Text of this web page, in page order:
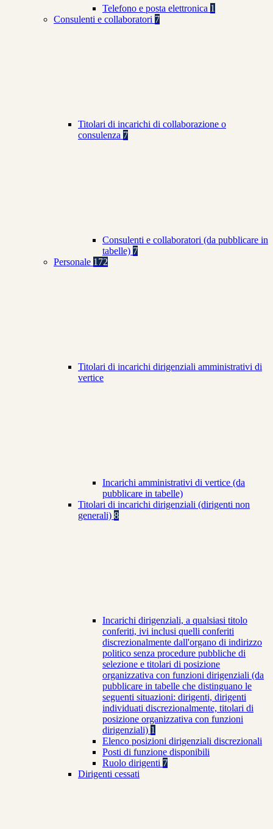
Telefono e posta elettronica 1
Consulenti e collaboratori 7
Titolari di incarichi di collaborazione o
consulenza 7
Consulenti e collaboratori (da pubblicare in
tabelle) 7
Personale 172
Titolari di incarichi dirigenziali amministrativi di
vertice
Incarichi amministrativi di vertice (da
pubblicare in tabelle)
Titolari di incarichi dirigenziali (dirigenti non
generali) 8
Incarichi dirigenziali, a qualsiasi titolo
conferiti, ivi inclusi quelli conferiti
discrezionalmente dall'organo di indirizzo
politico senza procedure pubbliche di
selezione e titolari di posizione
organizzativa con funzioni dirigenziali (da
pubblicare in tabelle che distinguano le
seguenti situazioni: dirigenti, dirigenti
individuati discrezionalmente, titolari di
posizione organizzativa con funzioni
dirigenziali) 1
Elenco posizioni dirigenziali discrezionali
Posti di funzione disponibili
Ruolo dirigenti 7
Dirigenti cessati